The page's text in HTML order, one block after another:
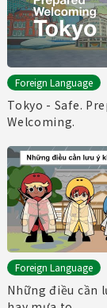
Foreign Language
Tokyo - Safe.
Welcoming.
Foreign Language
Những điều cần